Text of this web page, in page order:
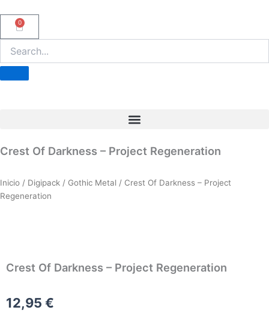
0
Carrito
Crest Of Darkness – Project Regeneration
Inicio / Digipack / Gothic Metal / Crest Of Darkness – Project
Regeneration
Crest Of Darkness – Project Regeneration
12,95 €